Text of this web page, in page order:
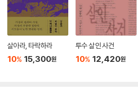
살아라, 타락하라
10% 15,300원
투수 살인 사건
10% 12,420원